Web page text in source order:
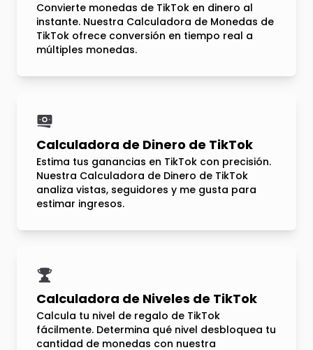
Convierte monedas de TikTok en dinero al
instante. Nuestra Calculadora de Monedas de
TikTok ofrece conversión en tiempo real a
múltiples monedas.
Calculadora de Dinero de TikTok
Estima tus ganancias en TikTok con precisión.
Nuestra Calculadora de Dinero de TikTok
analiza vistas, seguidores y me gusta para
estimar ingresos.
Calculadora de Niveles de TikTok
Calcula tu nivel de regalo de TikTok
fácilmente. Determina qué nivel desbloquea tu
cantidad de monedas con nuestra